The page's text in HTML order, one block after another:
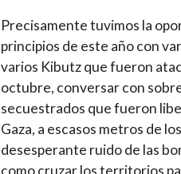
Precisamente tuvimos la
principios de este año con
varios Kibutz que fueron
octubre, conversar con
secuestrados que fueron
Gaza, a escasos metros de
desesperante ruido de las
como cruzar los territorios